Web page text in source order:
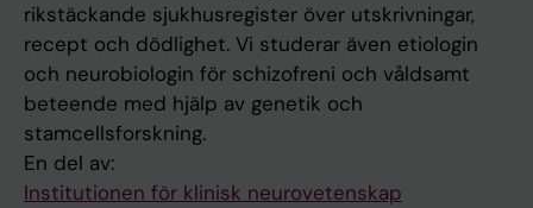
rikstäckande sjukhusregister över utskrivningar,
recept och dödlighet. Vi studerar även etiologin
och neurobiologin för schizofreni och våldsamt
beteende med hjälp av genetik och
stamcellsforskning.
En del av:
Institutionen för klinisk neurovetenskap